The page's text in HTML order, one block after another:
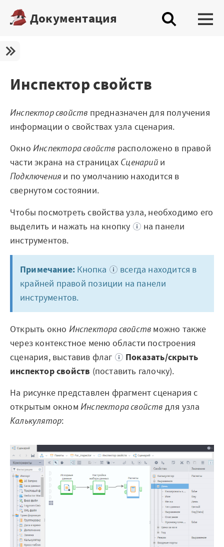
Документация
Скачать бесплатную редакцию
Купить настольную редакцию
Запросить trial сервера
Документация
Демопримеры
Шифратор пакетов
Архитектура Loginom
Цены
Loginom + AI
Преимущества
Для аналитиков
Для IT-специалистов
Вопросы и ответы
Готовые решения
Интеграции
Библиотеки компонентов
Обучение
Инспектор свойств
Инспектор свойств предназначен для получения
информации о свойствах узла сценария.
Окно Инспектора свойств расположено в правой
части экрана на страницах Сценарийи
Подключения и по умолчанию находится в
свернутом состоянии.
Чтобы посмотреть свойства узла, необходимо его
выделить и нажать на кнопку
на панели
инструментов.
Примечание: Кнопка
всегда находится в
крайней правой позиции на панели
инструментов.
Открыть окно Инспектора свойств можно также
через контекстное меню области построения
сценария, выставив флаг
Показать/скрыть
инспектор свойств (поставить галочку).
На рисунке представлен фрагмент сценария с
открытым окном Инспектора свойств для узла
Калькулятор: